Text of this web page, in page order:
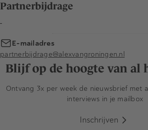
Partnerbijdrage
-
E-mailadres
partnerbijdrage@alexvangroningen.nl
Blijf op de hoogte van al
Ontvang 3x per week de nieuwsbrief met
interviews in je mailbox
Inschrijven